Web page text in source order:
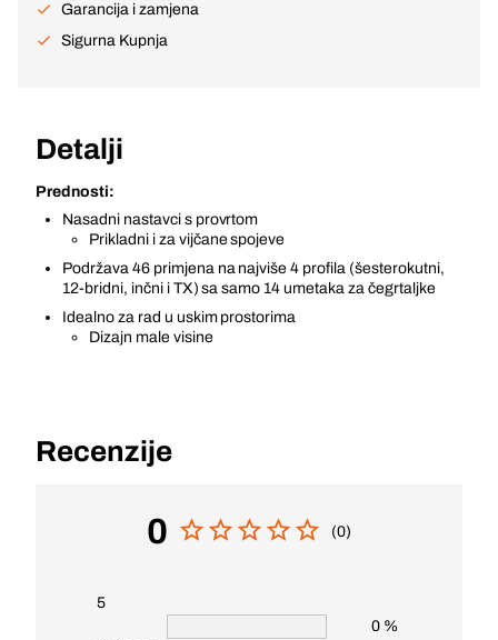
Garancija i zamjena
Sigurna Kupnja
Detalji
Prednosti:
Nasadni nastavci s provrtom
Prikladni i za vijčane spojeve
Podržava 46 primjena na najviše 4 profila (šesterokutni,
12-bridni, inčni i TX) sa samo 14 umetaka za čegrtaljke
Idealno za rad u uskim prostorima
Dizajn male visine
Recenzije
0 (0)
5
0 %